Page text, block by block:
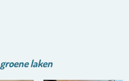
groenelaken